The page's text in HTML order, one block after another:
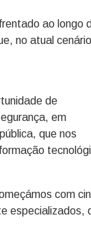
ao longo
no atual cenário
de
em
que nos
com
especializados,